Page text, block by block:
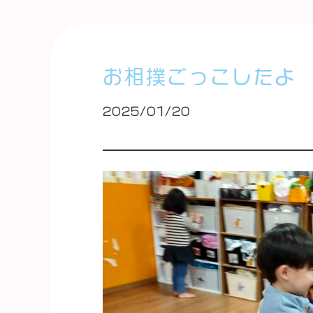
お相撲ごっこしたよ
2025/01/20